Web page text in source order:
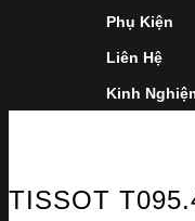
Phụ Kiện
Liên Hệ
Kinh
TISSOT